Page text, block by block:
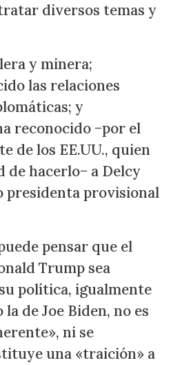
diversos temas y
y minera;
las relaciones
y
reconocido −por el
de los EE.UU., quien
de hacerlo− a Delcy
presidenta provisional
pensar que el
Trump sea
política, igualmente
de Joe Biden, no es
ni se
una «traición» a